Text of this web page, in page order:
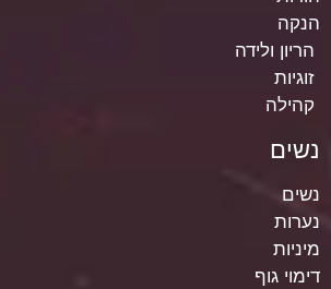
הנקה
הריון ולידה
זוגיות
קהילה
נשים
נשים
נערות
מיניות
דימוי גוף